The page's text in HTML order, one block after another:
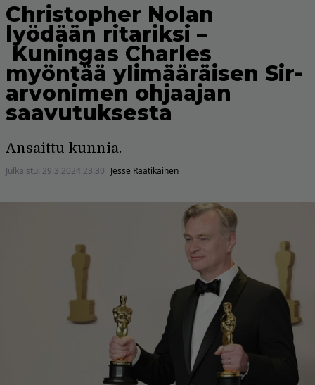
Christopher Nolan
lyödään ritariksi –
Kuningas Charles
myöntää ylimääräisen Sir-
arvonimen ohjaajan
saavutuksesta
Ansaittu kunnia.
Julkaistu: 29.3.2024 23:30 Jesse Raatikainen